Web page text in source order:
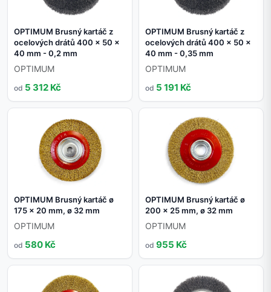
OPTIMUM Brusný kartáč z
ocelových drátů 400 x 50 x
40 mm - 0,2 mm
OPTIMUM
od 5 312 Kč
OPTIMUM Brusný kartáč z
ocelových drátů 400 x 50 x
40 mm - 0,35 mm
OPTIMUM
od 5 191 Kč
OPTIMUM Brusný kartáč ø
175 x 20 mm, ø 32 mm
OPTIMUM
od 580 Kč
OPTIMUM Brusný kartáč ø
200 x 25 mm, ø 32 mm
OPTIMUM
od 955 Kč